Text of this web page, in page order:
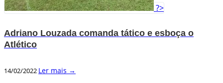
?>
Adriano Louzada comanda tático e esboça o
Atlético
14/02/2022 Ler mais →